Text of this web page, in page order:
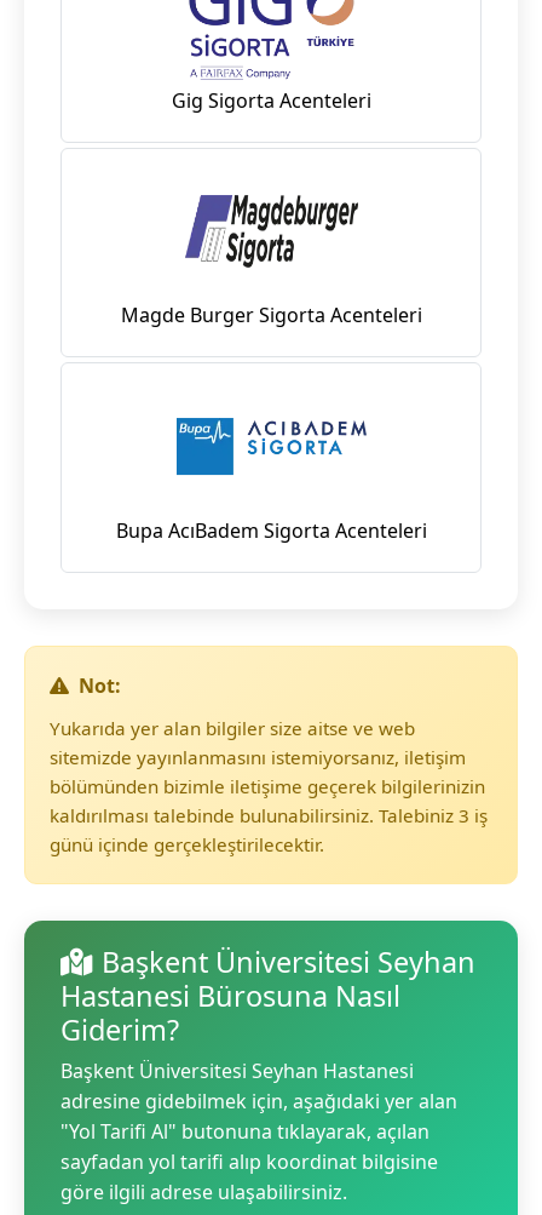
Gig Sigorta Acenteleri
Magde Burger Sigorta Acenteleri
Bupa AcıBadem Sigorta Acenteleri
Not:
Yukarıda yer alan bilgiler size aitse ve web
sitemizde yayınlanmasını istemiyorsanız, iletişim
bölümünden bizimle iletişime geçerek bilgilerinizin
kaldırılması talebinde bulunabilirsiniz. Talebiniz 3 iş
günü içinde gerçekleştirilecektir.
Başkent Üniversitesi Seyhan
Hastanesi Bürosuna Nasıl
Giderim?
Başkent Üniversitesi Seyhan Hastanesi
adresine gidebilmek için, aşağıdaki yer alan
"Yol Tarifi Al" butonuna tıklayarak, açılan
sayfadan yol tarifi alıp koordinat bilgisine
göre ilgili adrese ulaşabilirsiniz.